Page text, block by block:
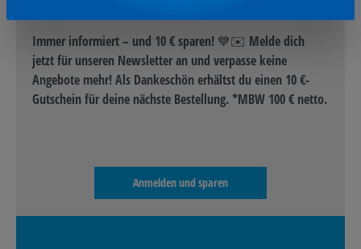
Immer informiert – und 10 € sparen! 💙✉️ Melde dich
jetzt für unseren Newsletter an und verpasse keine
Angebote mehr! Als Dankeschön erhältst du einen 10 €-
Gutschein für deine nächste Bestellung. *MBW 100 € netto.
Anmelden und sparen